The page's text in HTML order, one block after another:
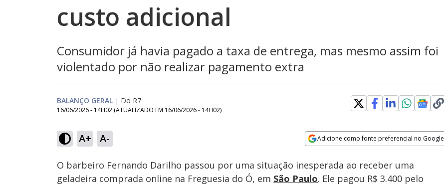
custo adicional
Consumidor já havia pagado a taxa de entrega, mas mesmo assim foi
violentado por não realizar pagamento extra
BALANÇO GERAL | Do R7
16/06/2026 - 14H02 (ATUALIZADO EM 16/06/2026 - 14H02)
A+ A- Adicione como fonte preferencial no Google
vítimas e estupra mulher em
São Paulo
Ativar
Som
10.01%
Velocidade
O barbeiro Fernando Darilho passou por uma situação inesperada ao receber uma
geladeira comprada online na Freguesia do Ó, em São Paulo. Ele pagou R$ 3.400 pelo